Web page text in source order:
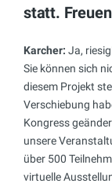
statt.
Karcher: Ja,
Sie können sich
diesem Projekt
Verschiebung
Kongress
unsere
über 500
virtuelle